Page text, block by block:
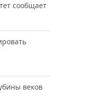
сообщает
веков